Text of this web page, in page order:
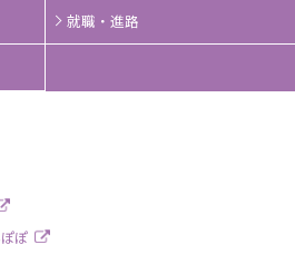
就職・進路
ぽ